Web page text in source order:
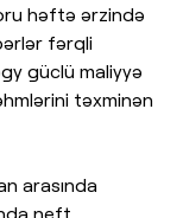
həftə ərzində
fərqli
güclü maliyyə
təxminən
arasında
neft